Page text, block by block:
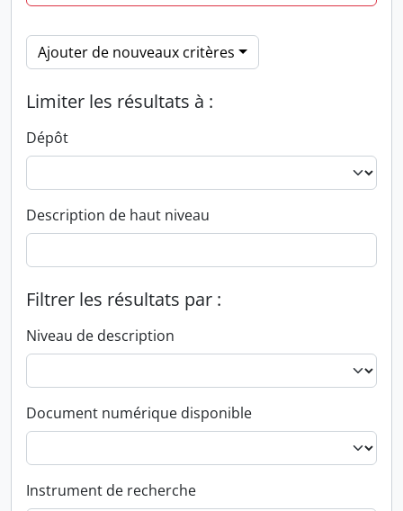
Ajouter de nouveaux critères
Limiter les résultats à :
Dépôt
Description de haut niveau
Filtrer les résultats par :
Niveau de description
Document numérique disponible
Instrument de recherche